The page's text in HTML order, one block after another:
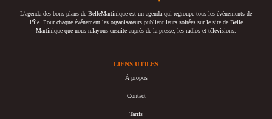
L’agenda des bons plans de BelleMartinique est un agenda qui regroupe tous les événements de
l’île. Pour chaque événement les organisateurs publient leurs soirées sur le site de Belle
Martinique que nous relayons ensuite auprès de la presse, les radios et télévisions.
LIENS UTILES
À propos
Contact
Tarifs